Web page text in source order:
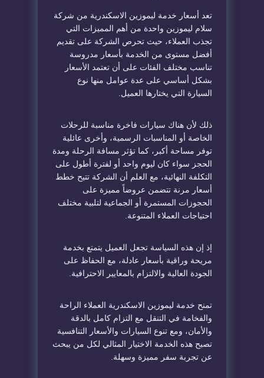
تعد أسعار خدمة ليموزين الاسكندرية من شركة
سلام ليموزين واحدة من أهم المميزات التي
تجذب العملاء، حيث تحرص الشركة على تقديم
أفضل مستوى من الخدمة بأسعار مدروسة
تناسب مختلف الفئات على أن تعتمد الأسعار
بشكل أساسي على عدة عوامل منها نوع
السيارة التي يختارها العميل.
ذلك لأن هناك سيارات فاخرة مناسبة للرحلات
الخاصة أو المناسبات الرسمية، وأخرى عائلية
توفر مساحة أكبر، كما تؤثر مسافة الرحلة ومدة
الحجز سواء كان ليوم واحد أو لفترة أطول على
التكلفة النهائية، مع العلم أن الشركة تتيح خطط
أسعار مرنة تتضمن عروضاً مميزة على
الحجوزات المستمرة أو الجماعية لتلبية مختلف
احتياجات العملاء المتنوعة.
إذ إن هذه السياسة تجعل العميل يتمتع بخدمة
مريحة وراقية بأسعار عادلة، مع الحفاظ على
الجودة العالية والالتزام بالمعايير الاحترافية.
تمنح خدمة ليموزين الاسكندرية العملاء الراحة
والفخامة في التنقل مع التزام كامل بالدقة
والأمان، ومع تنوع السيارات والأسعار التنافسية
تصبح هذه الخدمة الاختيار المثالي لكل من يبحث
عن تجربة سفر مميزة وسهلة.